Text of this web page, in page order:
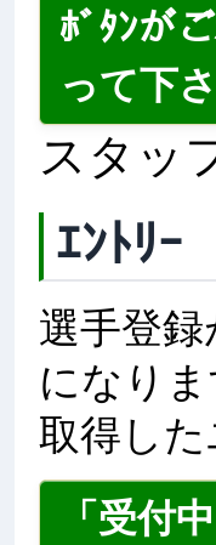
ﾎﾞﾀﾝが
って下
スタッ
ｴﾝﾄﾘｰ
選手登
になりま
取得し
「受付